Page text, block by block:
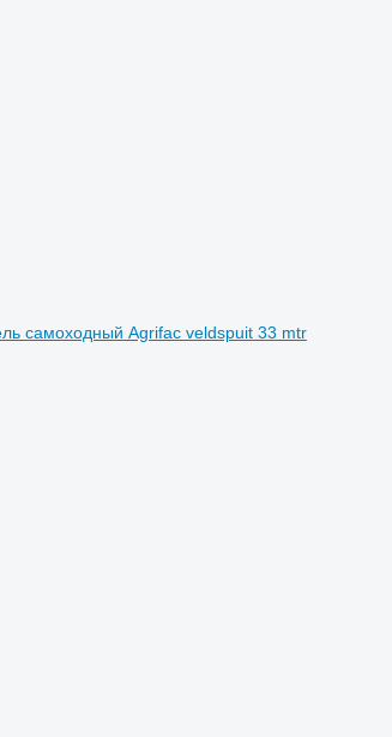
самоходный Agrifac veldspuit 33 mtr